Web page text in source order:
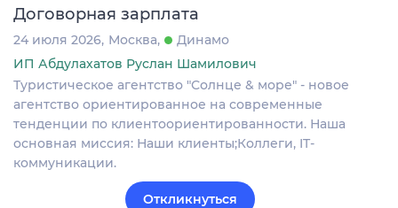
Договорная зарплата
24 июля 2026 Москва
Динамо
ИП Абдулахатов Руслан Шамилович
Туристическое агентство "Солнце & море" - новое
агентство ориентированное на современные
тенденции по клиентоориентированности. Наша
основная миссия: Наши клиенты;Коллеги, IT-
коммуникации.
Откликнуться